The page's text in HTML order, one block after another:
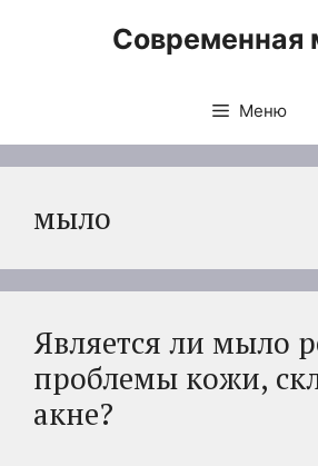
Современная
Меню
мыло
Является ли мыло
проблемы кожи,
акне?